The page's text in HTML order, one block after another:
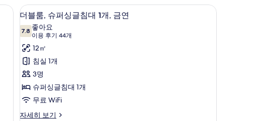
히
보
기
, 무료 WiFi
더
블
룸,
슈
퍼
싱
글
침
대
책상, 암막 커튼, 다리미/다리미판, 무료 WiFi
4
더블룸, 슈퍼싱글침대 1개, 금연
7.87.8점 만점 중 10점
좋아요
이용 후기 44개
(이
용
후
기
44
개)
12㎡
침실 1개
3명
슈퍼싱글침대 1개
무료 WiFi
자세히 보기
더